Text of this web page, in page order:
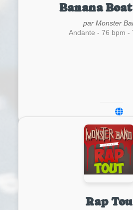
Banana
par Monster
Andante - 76 bpm -
Rap